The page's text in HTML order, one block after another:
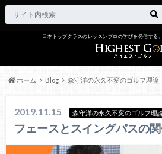
日本トップクラスのレッスンプロの学びを発信する
ホーム Blog 森守洋の永久不変のゴルフ理論
2019.11.15 森守洋の永久不変のゴルフ理
フェースとスイングパスの